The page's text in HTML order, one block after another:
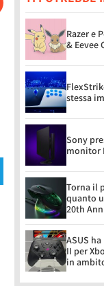
Razer e
& Eevee
stessa
Sony
monitor
Torna il
quanto
20th
ASUS
II per
in